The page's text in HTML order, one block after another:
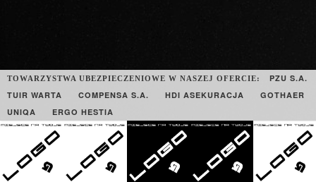
TOWARZYSTWA UBEZPIECZENIOWE W NASZEJ OFERCIE:
PZU S.A.
TUIR WARTA
COMPENSA S.A. HDI ASEKURACJA
GOTHAER
UNIQA
ERGO HESTIA